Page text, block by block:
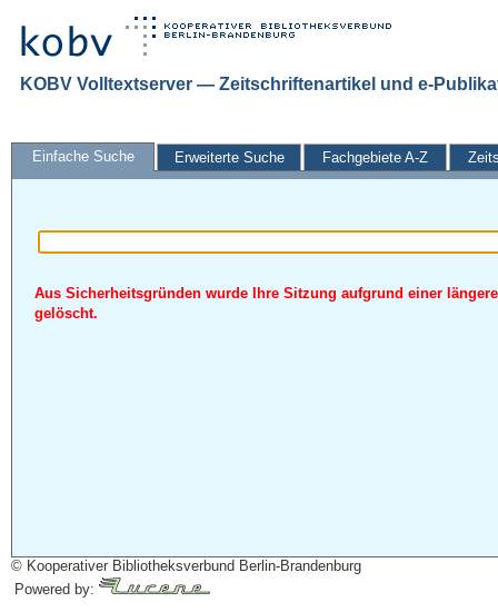
KOBV Volltextserver — Zeitschriftenartikel und e-
Einfache Suche Erweiterte Suche Fachgebiete A-Z
Aus Sicherheitsgründen wurde Ihre Sitzung aufgrund einer
gelöscht.
© Kooperativer Bibliotheksverbund Berlin-Brandenburg
Powered by: